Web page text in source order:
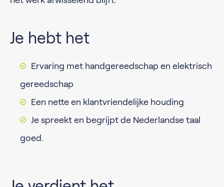
Je hebt het
Ervaring met handgereedschap en elektrisch
gereedschap
Een nette en klantvriendelijke houding
Je spreekt en begrijpt de Nederlandse taal
goed.